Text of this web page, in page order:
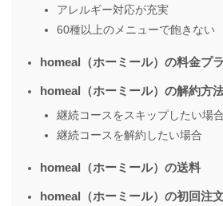
アレルギー対応が充実
60種以上のメニューで飽きない
homeal（ホーミール）の料金プ
homeal（ホーミール）の解約方
継続コースをスキップしたい場合
継続コースを解約したい場合
homeal（ホーミール）の送料
homeal（ホーミール）の初回注